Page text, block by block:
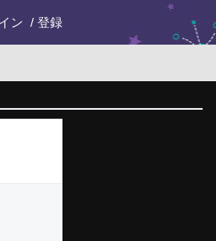
ン 登録